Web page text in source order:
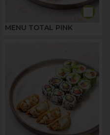
MENU TOTAL PINK